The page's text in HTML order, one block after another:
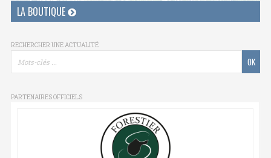
LA BOUTIQUE
RECHERCHER UNE ACTUALITÉ
PARTENAIRES OFFICIELS